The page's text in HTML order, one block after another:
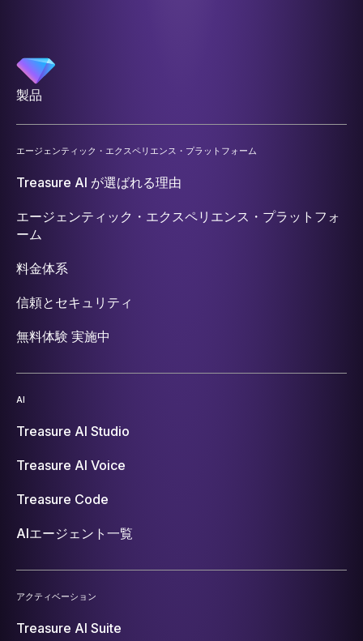
製品
エージェンティック・エクスペリエンス・プラットフォーム
Treasure AI が選ばれる理由
エージェンティック・エクスペリエンス・プラットフォ
ーム
料金体系
信頼とセキュリティ
無料体験 実施中
AI
Treasure AI Studio
Treasure AI Voice
Treasure Code
AIエージェント一覧
アクティベーション
Treasure AI Suite